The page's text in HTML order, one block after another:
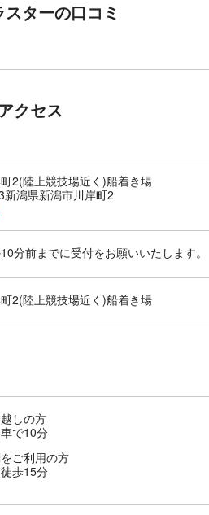
ターの口コミ
アクセス
2(陸上競技場近く)船着き場
新潟県新潟市川岸町2
分前までに受付をお願いいたします。
2(陸上競技場近く)船着き場
しの方
で10分
ご利用の方
歩15分